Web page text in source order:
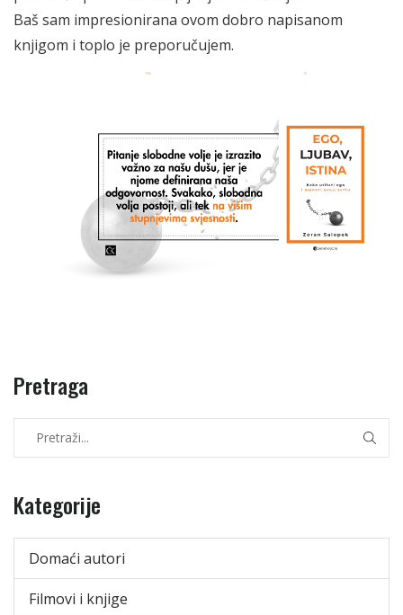
Baš sam impresionirana ovom dobro napisanom
knjigom i toplo je preporučujem.
Pretraga
Kategorije
Domaći autori
Filmovi i knjige